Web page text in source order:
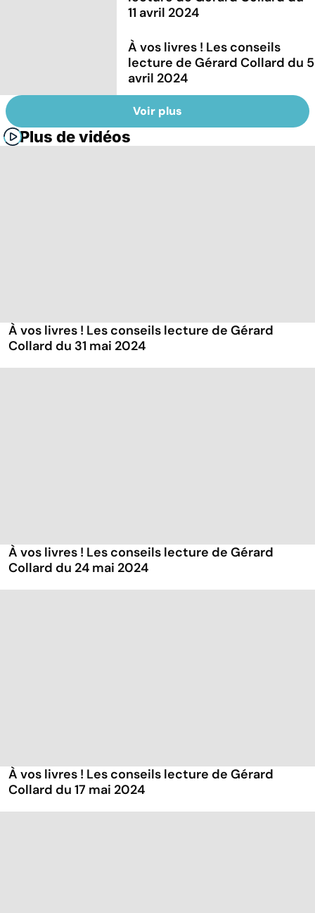
11 avril 2024
À vos livres ! Les conseils
lecture de Gérard Collard du 5
avril 2024
Voir plus
Plus de vidéos
À vos livres ! Les conseils lecture de Gérard
Collard du 31 mai 2024
À vos livres ! Les conseils lecture de Gérard
Collard du 24 mai 2024
À vos livres ! Les conseils lecture de Gérard
Collard du 17 mai 2024